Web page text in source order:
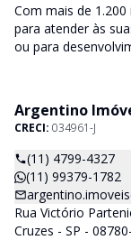
Com mais de
para atender às
ou para
Argentino
CRECI: 034961-J
(11) 4799-4327
(11) 99379-1782
Rua Victório
Cruzes - SP -